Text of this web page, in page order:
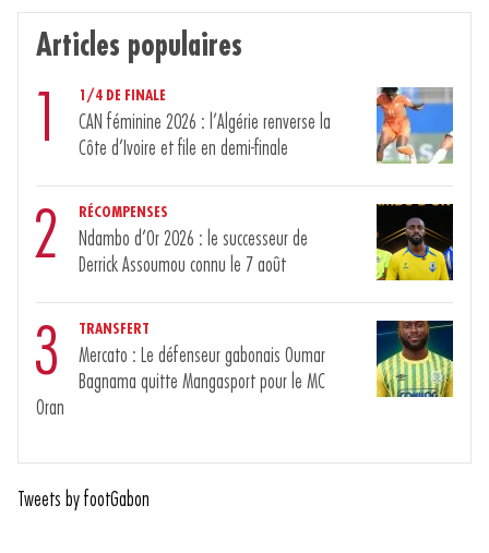
Articles populaires
1/4 DE FINALE
CAN féminine 2026 : l’Algérie renverse la
Côte d’Ivoire et file en demi-finale
2 RÉCOMPENSES
Ndambo d’Or 2026 : le successeur de
Derrick Assoumou connu le 7 août
3 TRANSFERT
Mercato : Le défenseur gabonais Oumar
Bagnama quitte Mangasport pour le MC
Oran
Tweets by footGabon